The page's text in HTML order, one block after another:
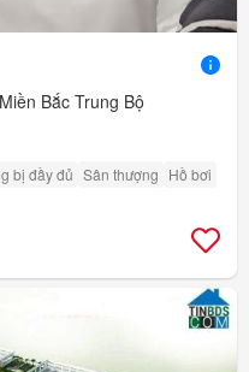
Bắc Trung Bộ
bị đầy đủ Sân thượng Hồ bơi